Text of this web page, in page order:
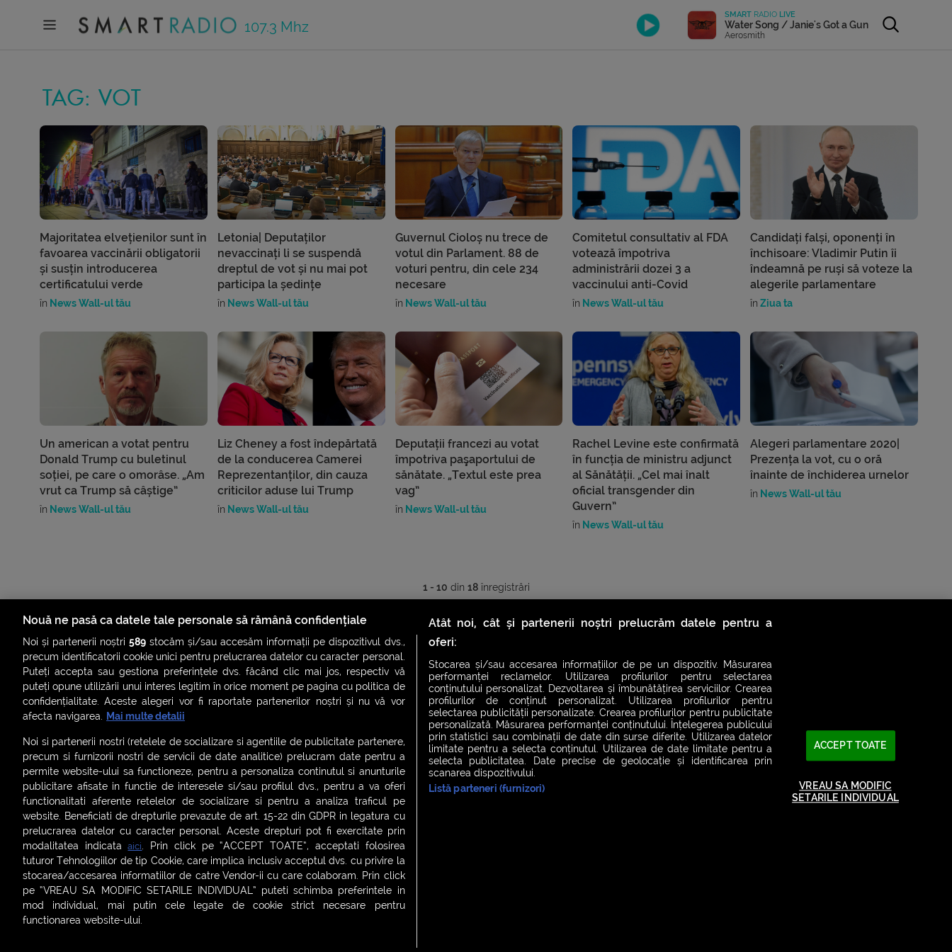
107.3 Mhz
SMART RADIO LIVE
Water Song / Janie's Got a Gun
Aerosmith
TAG: VOT
Majoritatea elvețienilor sunt în
favoarea vaccinării obligatorii
și susțin introducerea
certificatului verde
în News Wall-ul tău
Letonia| Deputaților
nevaccinați li se suspendă
dreptul de vot și nu mai pot
participa la ședințe
în News Wall-ul tău
Guvernul Cioloș nu trece de
votul din Parlament. 88 de
voturi pentru, din cele 234
necesare
în News Wall-ul tău
Comitetul consultativ al FDA
votează împotriva
administrării dozei 3 a
vaccinului anti-Covid
în News Wall-ul tău
Candidați falși, oponenți în
închisoare: Vladimir Putin îi
îndeamnă pe ruși să voteze la
alegerile parlamentare
în Ziua ta
Un american a votat pentru
Donald Trump cu buletinul
soției, pe care o omorâse. „Am
vrut ca Trump să câștige”
în News Wall-ul tău
Liz Cheney a fost îndepărtată
de la conducerea Camerei
Reprezentanților, din cauza
criticilor aduse lui Trump
în News Wall-ul tău
Deputații francezi au votat
împotriva paşaportului de
sănătate. „Textul este prea
vag”
în News Wall-ul tău
Rachel Levine este confirmată
în funcția de ministru adjunct
al Sănătății. „Cel mai înalt
oficial transgender din
Guvern”
în News Wall-ul tău
Alegeri parlamentare 2020|
Prezența la vot, cu o oră
înainte de închiderea urnelor
în News Wall-ul tău
1 - 10 din 18înregistrări
1 2
ȘTIRI SMART SHORTS LIVE FEVER BRUNCH FEVER NIGHT FEVER
ASCULTĂ ACUM RADIOURILE SMART
Termeni și condiții Politica de confidențialitate | Politica de cookies Contact
Contact:office@smartradio.ro
Nouă ne pasă ca datele tale personale să rămână confidențiale
Noi și partenerii noștri589 stocăm și/sau accesăm informații pe dispozitivul dvs.,
precum identificatorii cookie unici pentru prelucrarea datelor cu caracter personal.
Puteți accepta sau gestiona preferințele dvs. făcând clic mai jos, respectiv vă
puteți opune utilizării unui interes legitim în orice moment pe pagina cu politica de
confidențialitate. Aceste alegeri vor fi raportate partenerilor noștri și nu vă vor
afecta navigarea. Mai multe detalii
Noi si partenerii nostri (retelele de socializare si agentiile de publicitate partenere,
precum si furnizorii nostri de servicii de date analitice) prelucram date pentru a
permite website-ului sa functioneze, pentru a personaliza continutul si anunturile
publicitare afisate in functie de interesele si/sau profilul dvs., pentru a va oferi
functionalitati aferente retelelor de socializare si pentru a analiza traficul pe
website. Beneficiati de drepturile prevazute de art. 15-22 din GDPR in legatura cu
prelucrarea datelor cu caracter personal. Aceste drepturi pot fi exercitate prin
modalitatea indicataaici. Prin click pe “ACCEPT TOATE”, acceptati folosirea
tuturor Tehnologiilor de tip Cookie, care implica inclusiv acceptul dvs. cu privire la
stocarea/accesarea informatiilor de catre Vendor-ii cu care colaboram. Prin click
pe “VREAU SA MODIFIC SETARILE INDIVIDUAL” puteti schimba preferintele in
mod individual, mai putin cele legate de cookie strict necesare pentru
functionarea website-ului.
Atât noi, cât și partenerii noștri prelucrăm datele pentru a
oferi:
Stocarea și/sau accesarea informațiilor de pe un dispozitiv. Măsurarea
performanței reclamelor. Utilizarea profilurilor pentru selectarea
conținutului personalizat. Dezvoltarea și îmbunătățirea serviciilor. Crearea
profilurilor de conținut personalizat. Utilizarea profilurilor pentru
selectarea publicității personalizate. Crearea profilurilor pentru publicitate
personalizată. Măsurarea performanței conținutului. Înțelegerea publicului
prin statistici sau combinații de date din surse diferite. Utilizarea datelor
limitate pentru a selecta conținutul. Utilizarea de date limitate pentru a
selecta publicitatea. Date precise de geolocație și identificarea prin
scanarea dispozitivului.
Listă parteneri (furnizori)
ACCEPT TOATE
VREAU SA MODIFIC
SETARILE INDIVIDUAL